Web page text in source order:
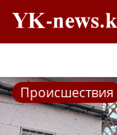
Происшествия